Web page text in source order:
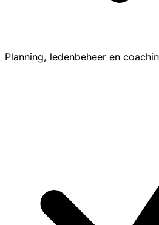
Planning, ledenbeheer en